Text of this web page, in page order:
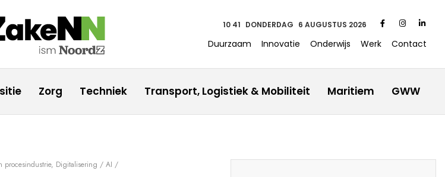
10 41 DONDERDAG 6 AUGUSTUS 2026
Duurzaam Innovatie Onderwijs Werk Contact
Zorg Techniek Transport, Logistiek & Mobiliteit Maritiem GWW
procesindustrie, Digitalisering / AI /